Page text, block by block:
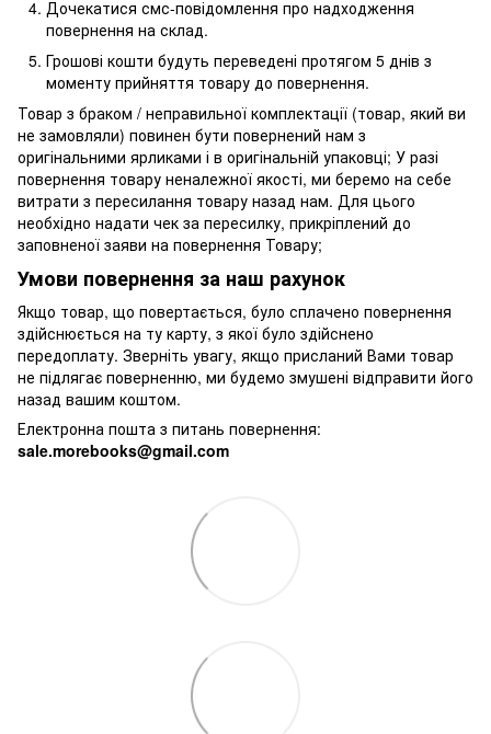
Дочекатися смс-повідомлення про надходження
повернення на склад.
Грошові кошти будуть переведені протягом 5 днів з
моменту прийняття товару до повернення.
Товар з браком / неправильної комплектації (товар, який ви
не замовляли) повинен бути повернений нам з
оригінальними ярликами і в оригінальній упаковці; У разі
повернення товару неналежної якості, ми беремо на себе
витрати з пересилання товару назад нам. Для цього
необхідно надати чек за пересилку, прикріплений до
заповненої заяви на повернення Товару;
Умови повернення за наш рахунок
Якщо товар, що повертається, було сплачено повернення
здійснюється на ту карту, з якої було здійснено
передоплату. Зверніть увагу, якщо присланий Вами товар
не підлягає поверненню, ми будемо змушені відправити його
назад вашим коштом.
Електронна пошта з питань повернення:
sale.morebooks@gmail.com